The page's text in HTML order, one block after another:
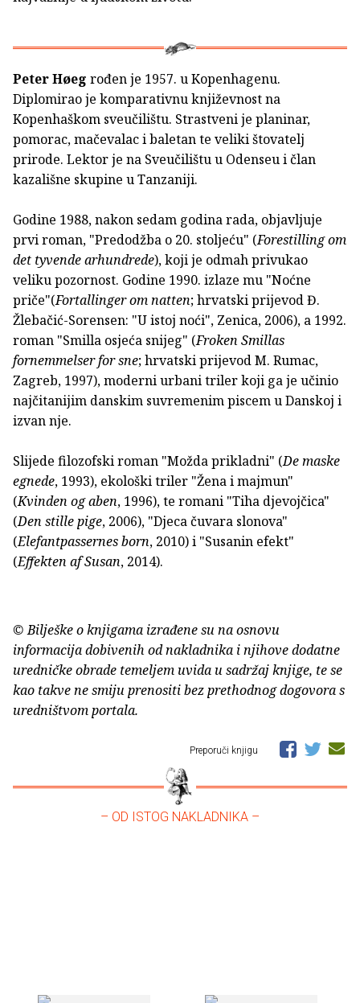
Peter Høeg rođen je 1957. u Kopenhagenu.
Diplomirao je komparativnu književnost na
Kopenhaškom sveučilištu. Strastveni je planinar,
pomorac, mačevalac i baletan te veliki štovatelj
prirode. Lektor je na Sveučilištu u Odenseu i član
kazališne skupine u Tanzaniji.
Godine 1988, nakon sedam godina rada, objavljuje
prvi roman, "Predodžba o 20. stoljeću" (Forestilling om
det tyvende arhundrede), koji je odmah privukao
veliku pozornost. Godine 1990. izlaze mu "Noćne
priče"(Fortallinger om natten; hrvatski prijevod Đ.
Žlebačić-Sorensen: "U istoj noći", Zenica, 2006), a 1992.
roman "Smilla osjeća snijeg" (Froken Smillas
fornemmelser for sne; hrvatski prijevod M. Rumac,
Zagreb, 1997), moderni urbani triler koji ga je učinio
najčitanijim danskim suvremenim piscem u Danskoj i
izvan nje.
Slijede filozofski roman "Možda prikladni" (De maske
egnede, 1993), ekološki triler "Žena i majmun"
(Kvinden og aben, 1996), te romani "Tiha djevojčica"
(Den stille pige, 2006), "Djeca čuvara slonova"
(Elefantpassernes born, 2010) i "Susanin efekt"
(Effekten af Susan, 2014).
© Bilješke o knjigama izrađene su na osnovu
informacija dobivenih od nakladnika i njihove dodatne
uredničke obrade temeljem uvida u sadržaj knjige, te se
kao takve ne smiju prenositi bez prethodnog dogovora s
uredništvom portala.
Preporuči knjigu
– OD ISTOG NAKLADNIKA –